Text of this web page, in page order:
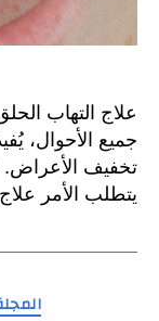
علاج التهاب
جميع الأحوال،
تخفيف الأعراض.
يتطلب الأمر